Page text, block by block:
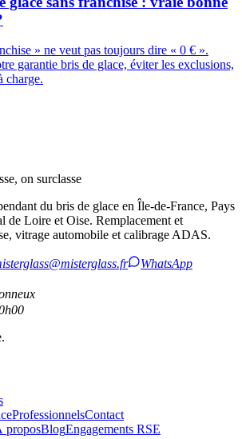
» ne veut pas toujours dire « 0 € ».
garantie bris de glace, éviter les exclusions,
charge.
du bris de glace en Île-de-France, Pays
de Loire et Oise. Remplacement et
vitrage automobile et calibrage ADAS.
WhatsApp
ProfessionnelsContact
proposBlogEngagements RSE